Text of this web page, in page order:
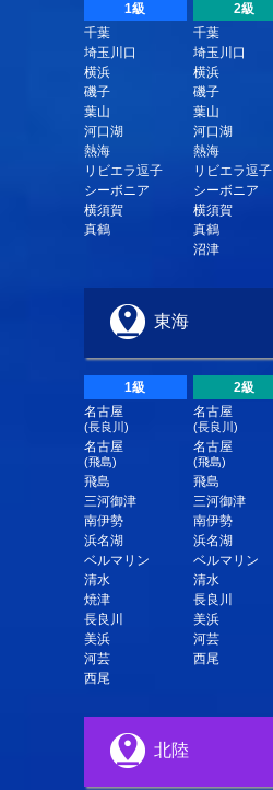
1級
千葉
埼玉川口
横浜
磯子
葉山
河口湖
熱海
リビエラ逗子
シーボニア
横須賀
真鶴
2級
千葉
埼玉川口
横浜
磯子
葉山
河口湖
熱海
リビエラ逗子
シーボニア
横須賀
真鶴
沼津
東海
1級
名古屋
(長良川)
名古屋
(飛島)
飛島
三河御津
南伊勢
浜名湖
ベルマリン
清水
焼津
長良川
美浜
河芸
西尾
2級
名古屋
(長良川)
名古屋
(飛島)
飛島
三河御津
南伊勢
浜名湖
ベルマリン
清水
長良川
美浜
河芸
西尾
北陸